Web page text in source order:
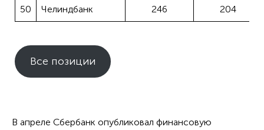
50 Челиндбанк 246 204
Все позиции
В апреле Сбербанк опубликовал финансовую